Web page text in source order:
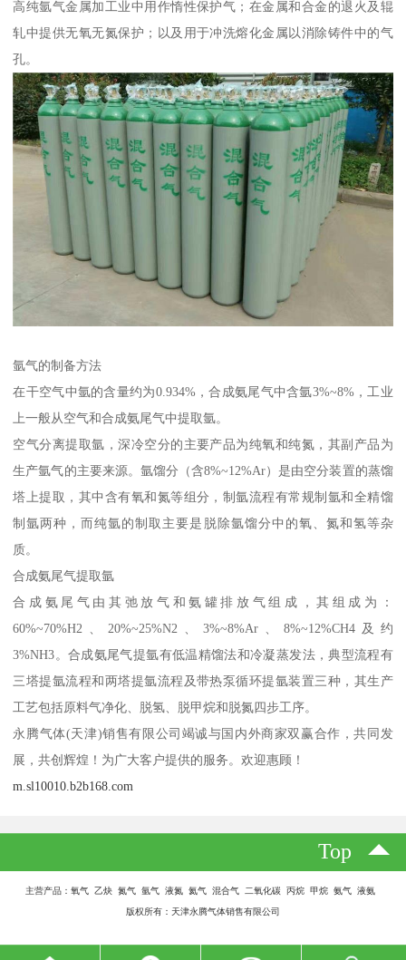
高纯氩气金属加工业中用作惰性保护气；在金属和合金的退火及辊
轧中提供无氧无氮保护；以及用于冲洗熔化金属以消除铸件中的气
孔。
氩气的制备方法
在干空气中氩的含量约为0.934%，合成氨尾气中含氩3%~8%，工业
上一般从空气和合成氨尾气中提取氩。
空气分离提取氩，深冷空分的主要产品为纯氧和纯氮，其副产品为
生产氩气的主要来源。氩馏分（含8%~12%Ar）是由空分装置的蒸馏
塔上提取，其中含有氧和氮等组分，制氩流程有常规制氩和全精馏
制氩两种，而纯氩的制取主要是脱除氩馏分中的氧、氮和氢等杂
质。
合成氨尾气提取氩
合成氨尾气由其弛放气和氨罐排放气组成，其组成为：
60%~70%H2、20%~25%N2、3%~8%Ar、8%~12%CH4及约
3%NH3。合成氨尾气提氩有低温精馏法和冷凝蒸发法，典型流程有
三塔提氩流程和两塔提氩流程及带热泵循环提氩装置三种，其生产
工艺包括原料气净化、脱氢、脱甲烷和脱氮四步工序。
永腾气体(天津)销售有限公司竭诚与国内外商家双赢合作，共同发
展，共创辉煌！为广大客户提供的服务。欢迎惠顾！
m.sl10010.b2b168.com
Top
主营产品：氧气 乙炔 氮气 氩气 液氮 氦气 混合气 二氧化碳 丙烷 甲烷 氨气 液氨
版权所有：天津永腾气体销售有限公司